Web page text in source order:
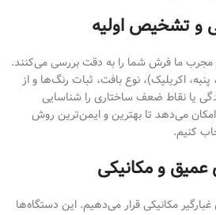
مجرب ما فرش شما را به دقت بررسی می‌کنند.
اکریلیک)، نوع بافت، ثبات رنگ‌ها و از
یا نقاط ضعف ساختاری را شناسایی
می‌دهد تا بهترین و ایمن‌ترین روش
کنیم.
مکانیکی قرار می‌دهیم. این دستگاه‌ها